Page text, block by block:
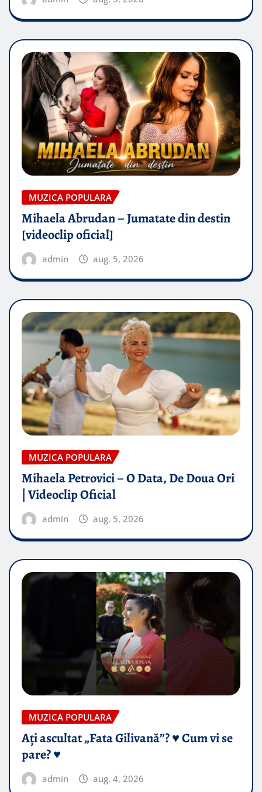
MUZICA POPULARA
Mihaela Abrudan – Jumatate din destin
[videoclip oficial]
admin aug. 5, 2026
MUZICA POPULARA
Mihaela Petrovici – O Data, De Doua Ori
| Videoclip Oficial
admin aug. 5, 2026
MUZICA POPULARA
Ați ascultat „Fata Gilivană”? ♥️ Cum vi se
pare? ♥️
admin aug. 4, 2026